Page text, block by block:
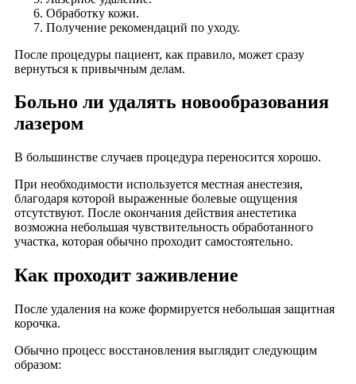
Обработку кожи.
Получение рекомендаций по уходу.
После процедуры пациент, как правило, может сразу
вернуться к привычным делам.
Больно ли удалять новообразования
лазером
В большинстве случаев процедура переносится хорошо.
При необходимости используется местная анестезия,
благодаря которой выраженные болевые ощущения
отсутствуют. После окончания действия анестетика
возможна небольшая чувствительность обработанного
участка, которая обычно проходит самостоятельно.
Как проходит заживление
После удаления на коже формируется небольшая защитная
корочка.
Обычно процесс восстановления выглядит следующим
образом: